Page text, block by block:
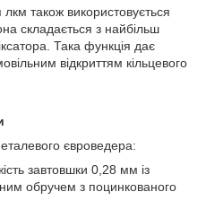
також використовується
складається з найбільш
Така функція дає
відкриттям кільцевого
євроведера:
завтовшки 0,28 мм із
обручем з поцинкованого